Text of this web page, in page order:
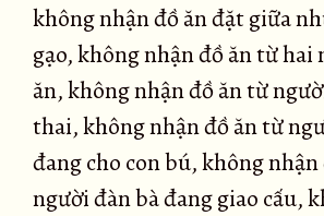
không nhận đồ ăn đặt giữa
gạo, không nhận đồ ăn từ hai
ăn, không nhận đồ ăn từ
thai, không nhận đồ ăn từ
đang cho con bú, không
người đàn bà đang giao cấu,